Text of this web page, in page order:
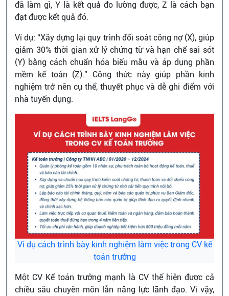
đã làm gì, Y là kết quả đo lường được, Z là cách bạn
đạt được kết quả đó.
Ví dụ: “Xây dựng lại quy trình đối soát công nợ (X), giúp
giảm 30% thời gian xử lý chứng từ và hạn chế sai sót
(Y) bằng cách chuẩn hóa biểu mẫu và áp dụng phần
mềm kế toán (Z).” Công thức này giúp phần kinh
nghiệm trở nên cụ thể, thuyết phục và dễ ghi điểm với
nhà tuyển dụng.
Ví dụ cách trình bày kinh nghiệm làm việc trong CV kế
toán trưởng
Một CV Kế toán trưởng mạnh là CV thể hiện được cả
chiều sâu chuyên môn lẫn năng lực lãnh đạo. Vì vậy,